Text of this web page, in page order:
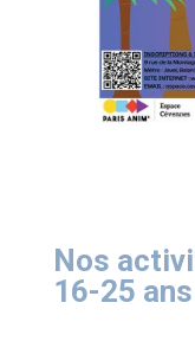
Nos
16-25 ans